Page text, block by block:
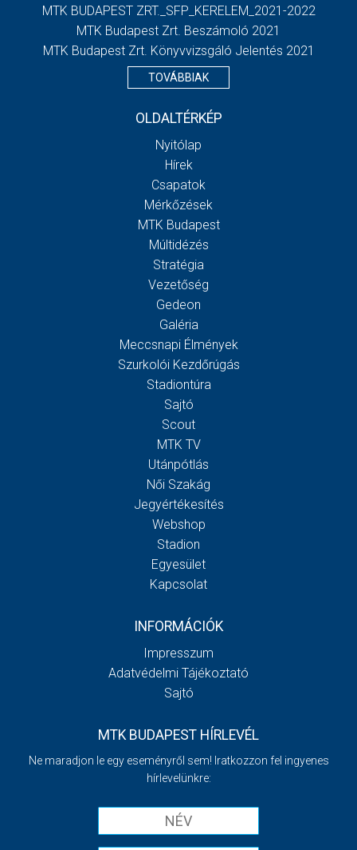
MTK BUDAPEST ZRT._SFP_KERELEM_2021-2022
MTK Budapest Zrt. Beszámoló 2021
MTK Budapest Zrt. Könyvvizsgáló Jelentés 2021
TOVÁBBIAK
OLDALTÉRKÉP
Nyitólap
Hírek
Csapatok
Mérkőzések
MTK Budapest
Múltidézés
Stratégia
Vezetőség
Gedeon
Galéria
Meccsnapi Élmények
Szurkolói Kezdőrúgás
Stadiontúra
Sajtó
Scout
MTK TV
Utánpótlás
Női Szakág
Jegyértékesítés
Webshop
Stadion
Egyesület
Kapcsolat
INFORMÁCIÓK
Impresszum
Adatvédelmi Tájékoztató
Sajtó
MTK BUDAPEST HÍRLEVÉL
Ne maradjon le egy eseményről sem! Iratkozzon fel ingyenes
hírlevelünkre: